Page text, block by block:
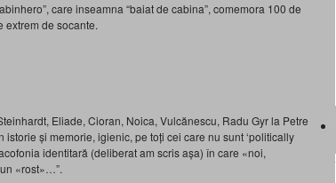
care inseamna “baiat de cabina”, comemora 100 de
extrem de socante.
Eliade, Cioran, Noica, Vulcănescu, Radu Gyr la Petre
și memorie, igienic, pe toți cei care nu sunt ‘politically
identitară (deliberat am scris așa) în care «noi,
«rost»…”.